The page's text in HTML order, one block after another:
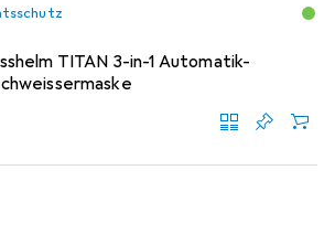
TITAN 3-in-1 Automatik-